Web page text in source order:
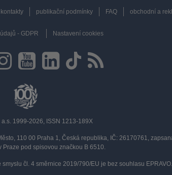
kontakty publikační podmínky FAQ obchodní a
- GDPR Nastavení cookies
1999-2026, ISSN 1213-189X
110 00 Praha 1, Česká republika, IČ: 26170761,
Praze pod spisovou značkou B 6510.
čl. 4 směrnice 2019/790/EU je bez souhlasu